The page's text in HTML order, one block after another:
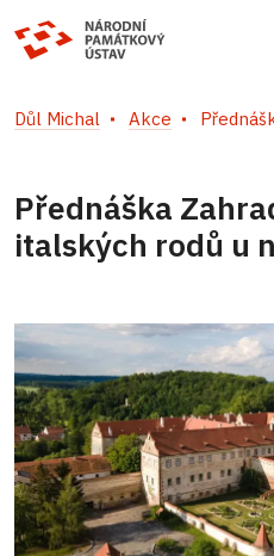
Důl Michal Akce
Přednáška
italských rodů u